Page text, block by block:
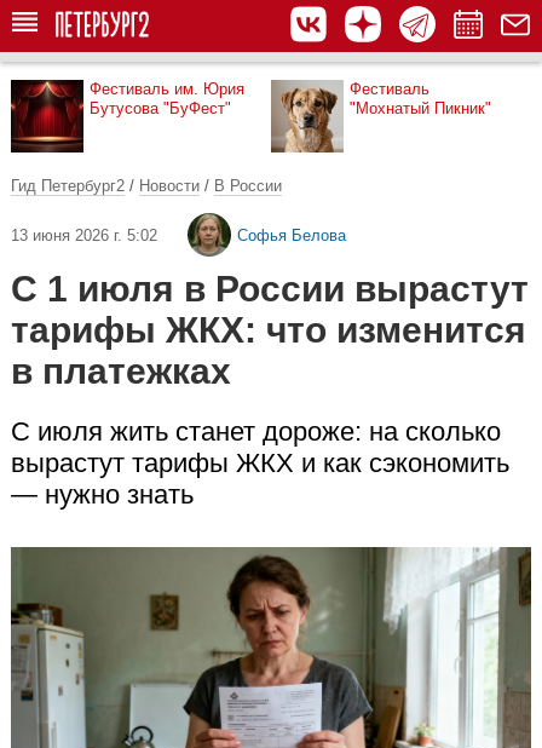
Фестиваль им. Юрия
Бутусова "БуФест"
Фестиваль
"Мохнатый Пикник"
Гид Петербург2 / Новости / В России
13 июня 2026 г. 5:02 Софья Белова
С 1 июля в России вырастут
тарифы ЖКХ: что изменится
в платежках
С июля жить станет дороже: на сколько
вырастут тарифы ЖКХ и как сэкономить
— нужно знать